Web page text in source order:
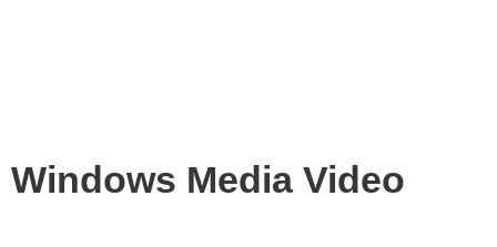
Windows Media Video